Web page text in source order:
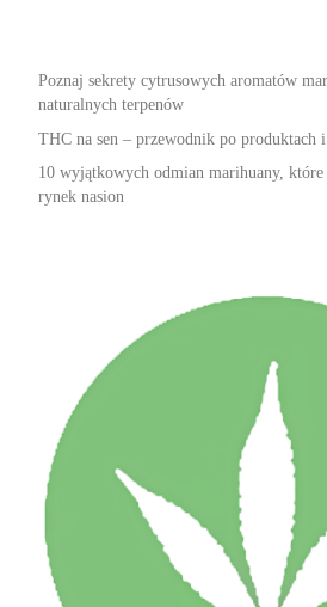
Poznaj sekrety cytrusowych aromatów
naturalnych terpenów
THC na sen – przewodnik po produktach
10 wyjątkowych odmian marihuany, które
rynek nasion